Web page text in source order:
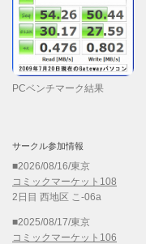
PCベンチマーク結果
サークル参加情報
■2026/08/16/東京
コミックマーケット108
2日目 西地区 こ-06a
■2025/08/17/東京
コミックマーケット106